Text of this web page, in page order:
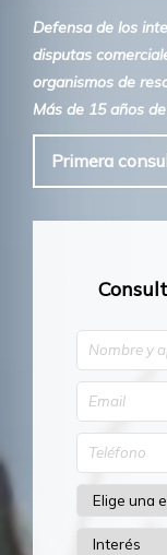
Defensa de los
disputas
organismos de
Más de 15 años
Primera